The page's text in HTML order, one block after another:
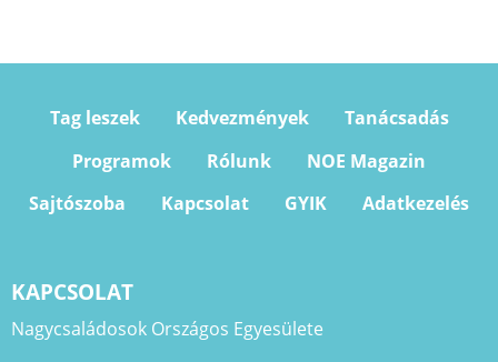
Tag leszek Kedvezmények
Tanácsadás
Programok
Rólunk
NOE Magazin
Sajtószoba
Kapcsolat GYIK Adatkezelés
KAPCSOLAT
Nagycsaládosok Országos Egyesülete